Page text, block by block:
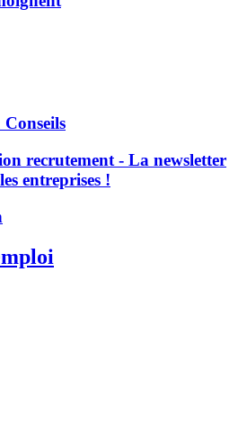
Conseils
recrutement - La newsletter
entreprises !